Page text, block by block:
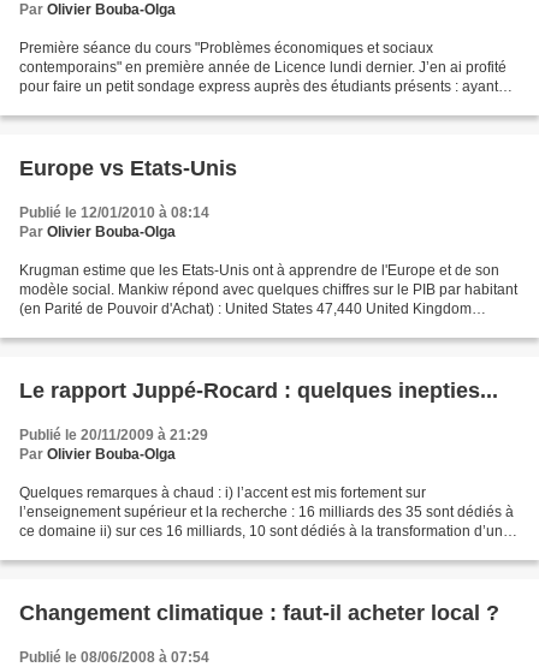
Par Olivier Bouba-Olga
Première séance du cours "Problèmes économiques et sociaux
contemporains" en première année de Licence lundi dernier. J’en ai profité
pour faire un petit sondage express auprès des étudiants présents : ayant
Europe vs Etats-Unis
Publié le 12/01/2010 à 08:14
Par Olivier Bouba-Olga
Krugman estime que les Etats-Unis ont à apprendre de l'Europe et de son
modèle social. Mankiw répond avec quelques chiffres sur le PIB par habitant
(en Parité de Pouvoir d'Achat) : United States 47,440 United Kingdom
Le rapport Juppé-Rocard : quelques inepties...
Publié le 20/11/2009 à 21:29
Par Olivier Bouba-Olga
Quelques remarques à chaud : i) l’accent est mis fortement sur
l’enseignement supérieur et la recherche : 16 milliards des 35 sont dédiés à
ce domaine ii) sur ces 16 milliards, 10 sont dédiés à la transformation d’un
Changement climatique : faut-il acheter local ?
Publié le 08/06/2008 à 07:54